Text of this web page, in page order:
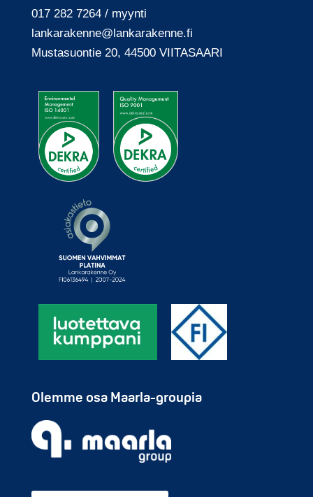
017 282 7264 / myynti
lankarakenne@lankarakenne.fi
Mustasuontie 20, 44500 VIITASAARI
Olemme osa Maarla-groupia